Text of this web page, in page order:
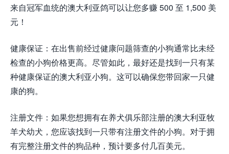
来自冠军血统的澳大利亚鸽可以让您多赚 500 至 1,500 美
元！
健康保证：在出售前经过健康问题筛查的小狗通常比未经
检查的小狗价格更高。尽管如此，最好还是找到一只有某
种健康保证的澳大利亚小狗。这可以确保您带回家一只健
康的狗。
注册文件：如果您想拥有在养犬俱乐部注册的澳大利亚牧
羊犬幼犬，您应该找到一只带有注册文件的小狗。对于拥
有完整注册文件的狗品种，预计要多付几百美元。